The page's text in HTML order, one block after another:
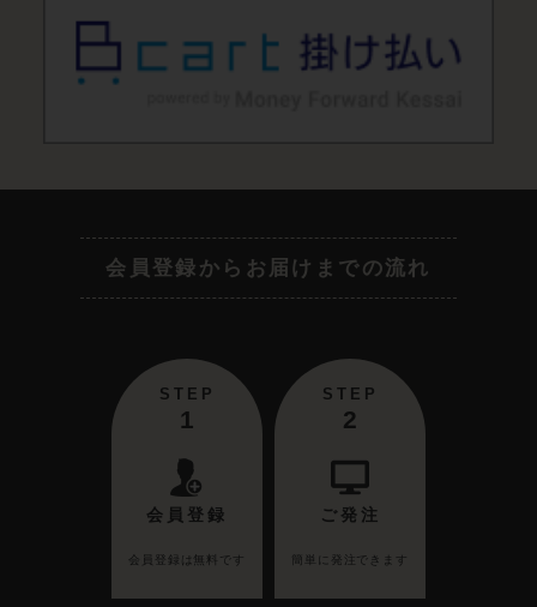
会員登録からお届けまでの流れ
STEP
1
会員登録
会員登録は無料です
STEP
2
ご発注
簡単に発注できます